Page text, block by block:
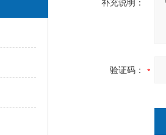
补充说明：
验证码：